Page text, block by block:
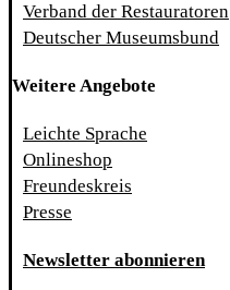
Verband der Restauratoren
Deutscher Museumsbund
Weitere Angebote
Leichte Sprache
Onlineshop
Freundeskreis
Presse
Newsletter abonnieren